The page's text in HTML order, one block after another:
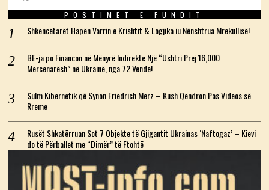
POSTIMET E FUNDIT
Shkencëtarët Hapën Varrin e Krishtit & Logjika iu Nënshtrua Mrekullisë!
BE-ja po Financon në Mënyrë Indirekte Një “Ushtri Prej 16,000
Mercenarësh” në Ukrainë, nga 72 Vende!
Sulm Kibernetik që Synon Friedrich Merz – Kush Qëndron Pas Videos së
Rreme
Rusët Shkatërruan Sot 7 Objekte të Gjigantit Ukrainas ‘Naftogaz’ – Kievi
do të Përballet me “Dimër” të Ftohtë